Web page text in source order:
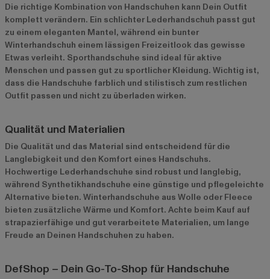
Die richtige Kombination von Handschuhen kann Dein Outfit
komplett verändern. Ein schlichter Lederhandschuh passt gut
zu einem eleganten Mantel, während ein bunter
Winterhandschuh einem lässigen Freizeitlook das gewisse
Etwas verleiht. Sporthandschuhe sind ideal für aktive
Menschen und passen gut zu sportlicher Kleidung. Wichtig ist,
dass die Handschuhe farblich und stilistisch zum restlichen
Outfit passen und nicht zu überladen wirken.
Qualität und Materialien
Die Qualität und das Material sind entscheidend für die
Langlebigkeit und den Komfort eines Handschuhs.
Hochwertige Lederhandschuhe sind robust und langlebig,
während Synthetikhandschuhe eine günstige und pflegeleichte
Alternative bieten. Winterhandschuhe aus Wolle oder Fleece
bieten zusätzliche Wärme und Komfort. Achte beim Kauf auf
strapazierfähige und gut verarbeitete Materialien, um lange
Freude an Deinen Handschuhen zu haben.
DefShop – Dein Go-To-Shop für Handschuhe